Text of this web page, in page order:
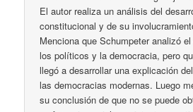
El autor realiza un análisis del
constitucional y de su
Menciona que Schumpeter analizó
los políticos y la democracia, pero
llegó a desarrollar una explicación
las democracias modernas. Luego
su conclusión de que no se puede